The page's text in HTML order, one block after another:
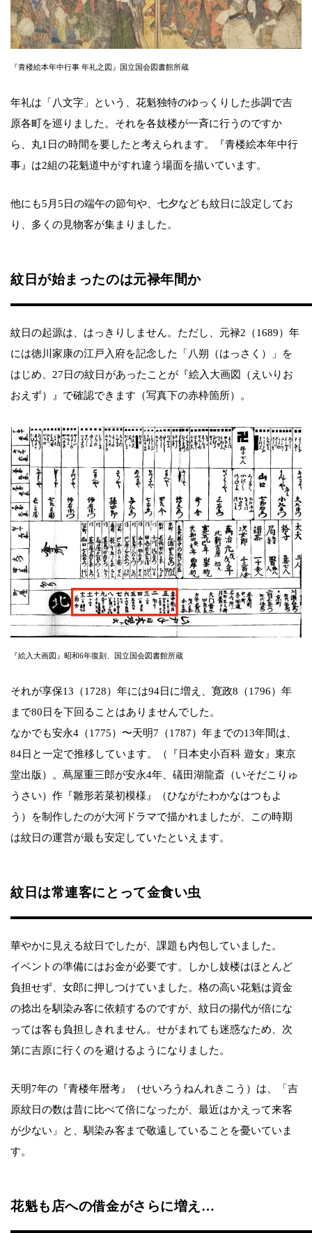
『青楼絵本年中行事 年礼之図』国立国会図書館所蔵
年礼は「八文字」という、花魁独特のゆっくりした歩調で吉
原各町を巡りました。それを各妓楼が一斉に行うのですか
ら、丸1日の時間を要したと考えられます。『青楼絵本年中行
事』は2組の花魁道中がすれ違う場面を描いています。
他にも5月5日の端午の節句や、七夕なども紋日に設定してお
り、多くの見物客が集まりました。
紋日が始まったのは元禄年間か
紋日の起源は、はっきりしません。ただし、元禄2（1689）年
には徳川家康の江戸入府を記念した「八朔（はっさく）」を
はじめ、27日の紋日があったことが『絵入大画図（えいりお
おえず）』で確認できます（写真下の赤枠箇所）。
『絵入大画図』昭和6年復刻、国立国会図書館所蔵
それが享保13（1728）年には94日に増え、寛政8（1796）年
まで80日を下回ることはありませんでした。
なかでも安永4（1775）〜天明7（1787）年までの13年間は、
84日と一定で推移しています。（『日本史小百科 遊女』東京
堂出版）。蔦屋重三郎が安永4年、礒田湖龍斎（いそだこりゅ
うさい）作『雛形若菜初模様』（ひながたわかなはつもよ
う）を制作したのが大河ドラマで描かれましたが、この時期
は紋日の運営が最も安定していたといえます。
紋日は常連客にとって金食い虫
華やかに見える紋日でしたが、課題も内包していました。
イベントの準備にはお金が必要です。しかし妓楼はほとんど
負担せず、女郎に押しつけていました。格の高い花魁は資金
の捻出を馴染み客に依頼するのですが、紋日の揚代が倍にな
っては客も負担しきれません。せがまれても迷惑なため、次
第に吉原に行くのを避けるようになりました。
天明7年の『青楼年暦考』（せいろうねんれきこう）は、「吉
原紋日の数は昔に比べて倍になったが、最近はかえって来客
が少ない」と、馴染み客まで敬遠していることを憂いていま
す。
花魁も店への借金がさらに増え…